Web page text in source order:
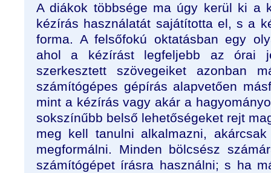
A diákok többsége ma úgy kerül ki a
kézírás használatát sajátította el, s a
forma. A felsőfokú oktatásban egy
ahol a kézírást legfeljebb az órai
szerkesztett szövegeiket azonban
számítógépes gépírás alapvetően
mint a kézírás vagy akár a
sokszínűbb belső lehetőségeket rejt
meg kell tanulni alkalmazni,
megformálni. Minden bölcsész
számítógépet írásra használni; s ha